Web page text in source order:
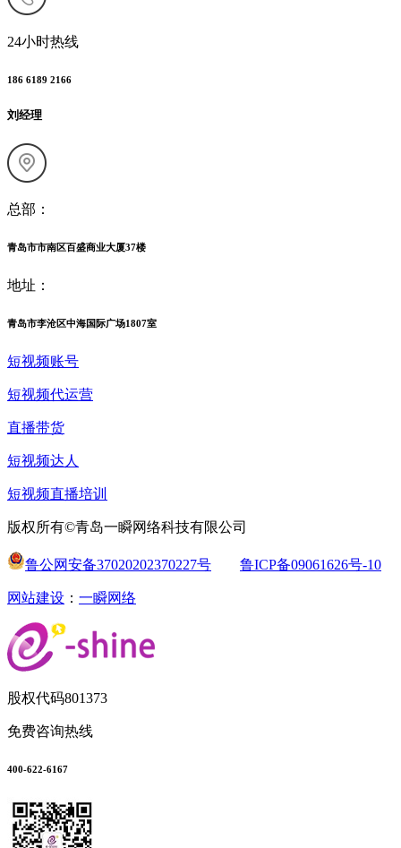
24小时热线
186 6189 2166
刘经理
总部：
青岛市市南区百盛商业大厦37楼
地址：
青岛市李沧区中海国际广场1807室
短视频账号
短视频代运营
直播带货
短视频达人
短视频直播培训
版权所有©青岛一瞬网络科技有限公司
鲁公网安备37020202370227号 鲁ICP备09061626号-10
网站建设 ： 一瞬网络
股权代码801373
免费咨询热线
400-622-6167